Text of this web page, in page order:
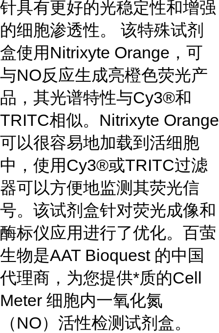
针具有更好的光稳定性和增强
的细胞渗透性。 该特殊试剂
盒使用Nitrixyte Orange，可
与NO反应生成亮橙色荧光产
品，其光谱特性与Cy3®和
TRITC相似。Nitrixyte Orange
可以很容易地加载到活细胞
中，使用Cy3®或TRITC过滤
器可以方便地监测其荧光信
号。该试剂盒针对荧光成像和
酶标仪应用进行了优化。百萤
生物是AAT Bioquest 的中国
代理商，为您提供*质的Cell
Meter 细胞内一氧化氮
（NO）活性检测试剂盒。